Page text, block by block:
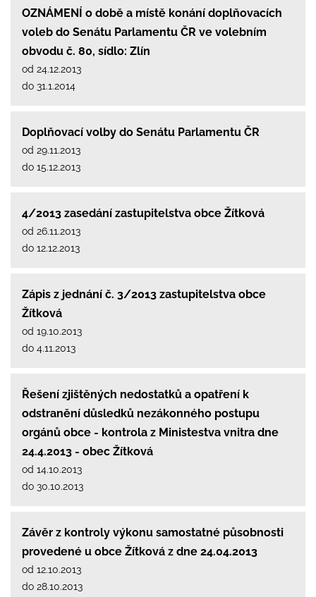
OZNÁMENÍ o době a místě konání doplňovacích
voleb do Senátu Parlamentu ČR ve volebním
obvodu č. 80, sídlo: Zlín
od 24.12.2013
do 31.1.2014
Doplňovací volby do Senátu Parlamentu ČR
od 29.11.2013
do 15.12.2013
4/2013 zasedání zastupitelstva obce Žítková
od 26.11.2013
do 12.12.2013
Zápis z jednání č. 3/2013 zastupitelstva obce
Žítková
od 19.10.2013
do 4.11.2013
Řešení zjištěných nedostatků a opatření k
odstranění důsledků nezákonného postupu
orgánů obce - kontrola z Ministestva vnitra dne
24.4.2013 - obec Žítková
od 14.10.2013
do 30.10.2013
Závěr z kontroly výkonu samostatné působnosti
provedené u obce Žítková z dne 24.04.2013
od 12.10.2013
do 28.10.2013